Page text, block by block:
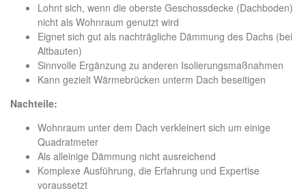
Lohnt sich, wenn die oberste Geschossdecke (Dachboden)
nicht als Wohnraum genutzt wird
Eignet sich gut als nachträgliche Dämmung des Dachs (bei
Altbauten)
Sinnvolle Ergänzung zu anderen Isolierungsmaßnahmen
Kann gezielt Wärmebrücken unterm Dach beseitigen
Nachteile:
Wohnraum unter dem Dach verkleinert sich um einige
Quadratmeter
Als alleinige Dämmung nicht ausreichend
Komplexe Ausführung, die Erfahrung und Expertise
voraussetzt